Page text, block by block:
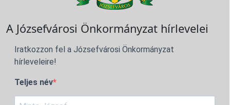
A Józsefvárosi Önkormányzat hírlevelei
Iratkozzon fel a Józsefvárosi Önkormányzat
hírleveleire!
Teljes név